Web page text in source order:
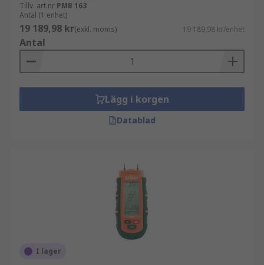
Tillv. art.nr PMB 163
Antal (1 enhet)
19 189,98 kr(exkl. moms) 19 189,98 kr/enhet
Antal
Lägg i korgen
Datablad
I lager